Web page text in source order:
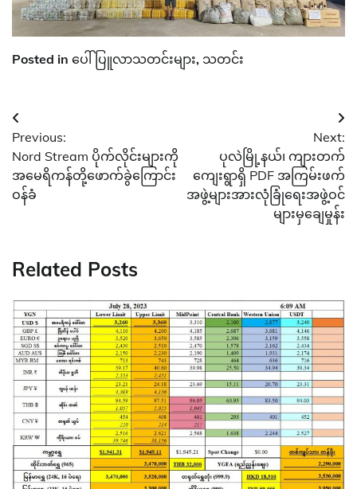
Posted in ပေါ်ပြူလာသတင်းများ, သတင်း
Post
navigation
Previous:
Nord Stream ပိုက်လိုင်းများကို
အမေရိကန်တို့ဖောက်ခွဲကြောင်း
ဝန်ခံ
Next:
ပုလဲမြို့နယ်၊ ကျားတက်
ကျေးရွာရှိ PDF အကြမ်းဖက်
အဖွဲ့များအားလုံခြုံရေးအဖွဲ့ဝင်
များမှချေမှုန်း
Related Posts